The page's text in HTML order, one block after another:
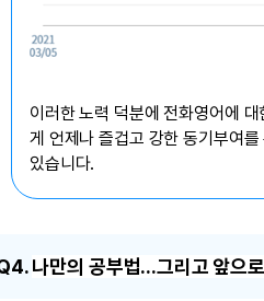
이러한 노력 덕분에 전화영어에
게 언제나 즐겁고 강한 동기부여
있습니다.
나만의 공부법...그리고 앞으